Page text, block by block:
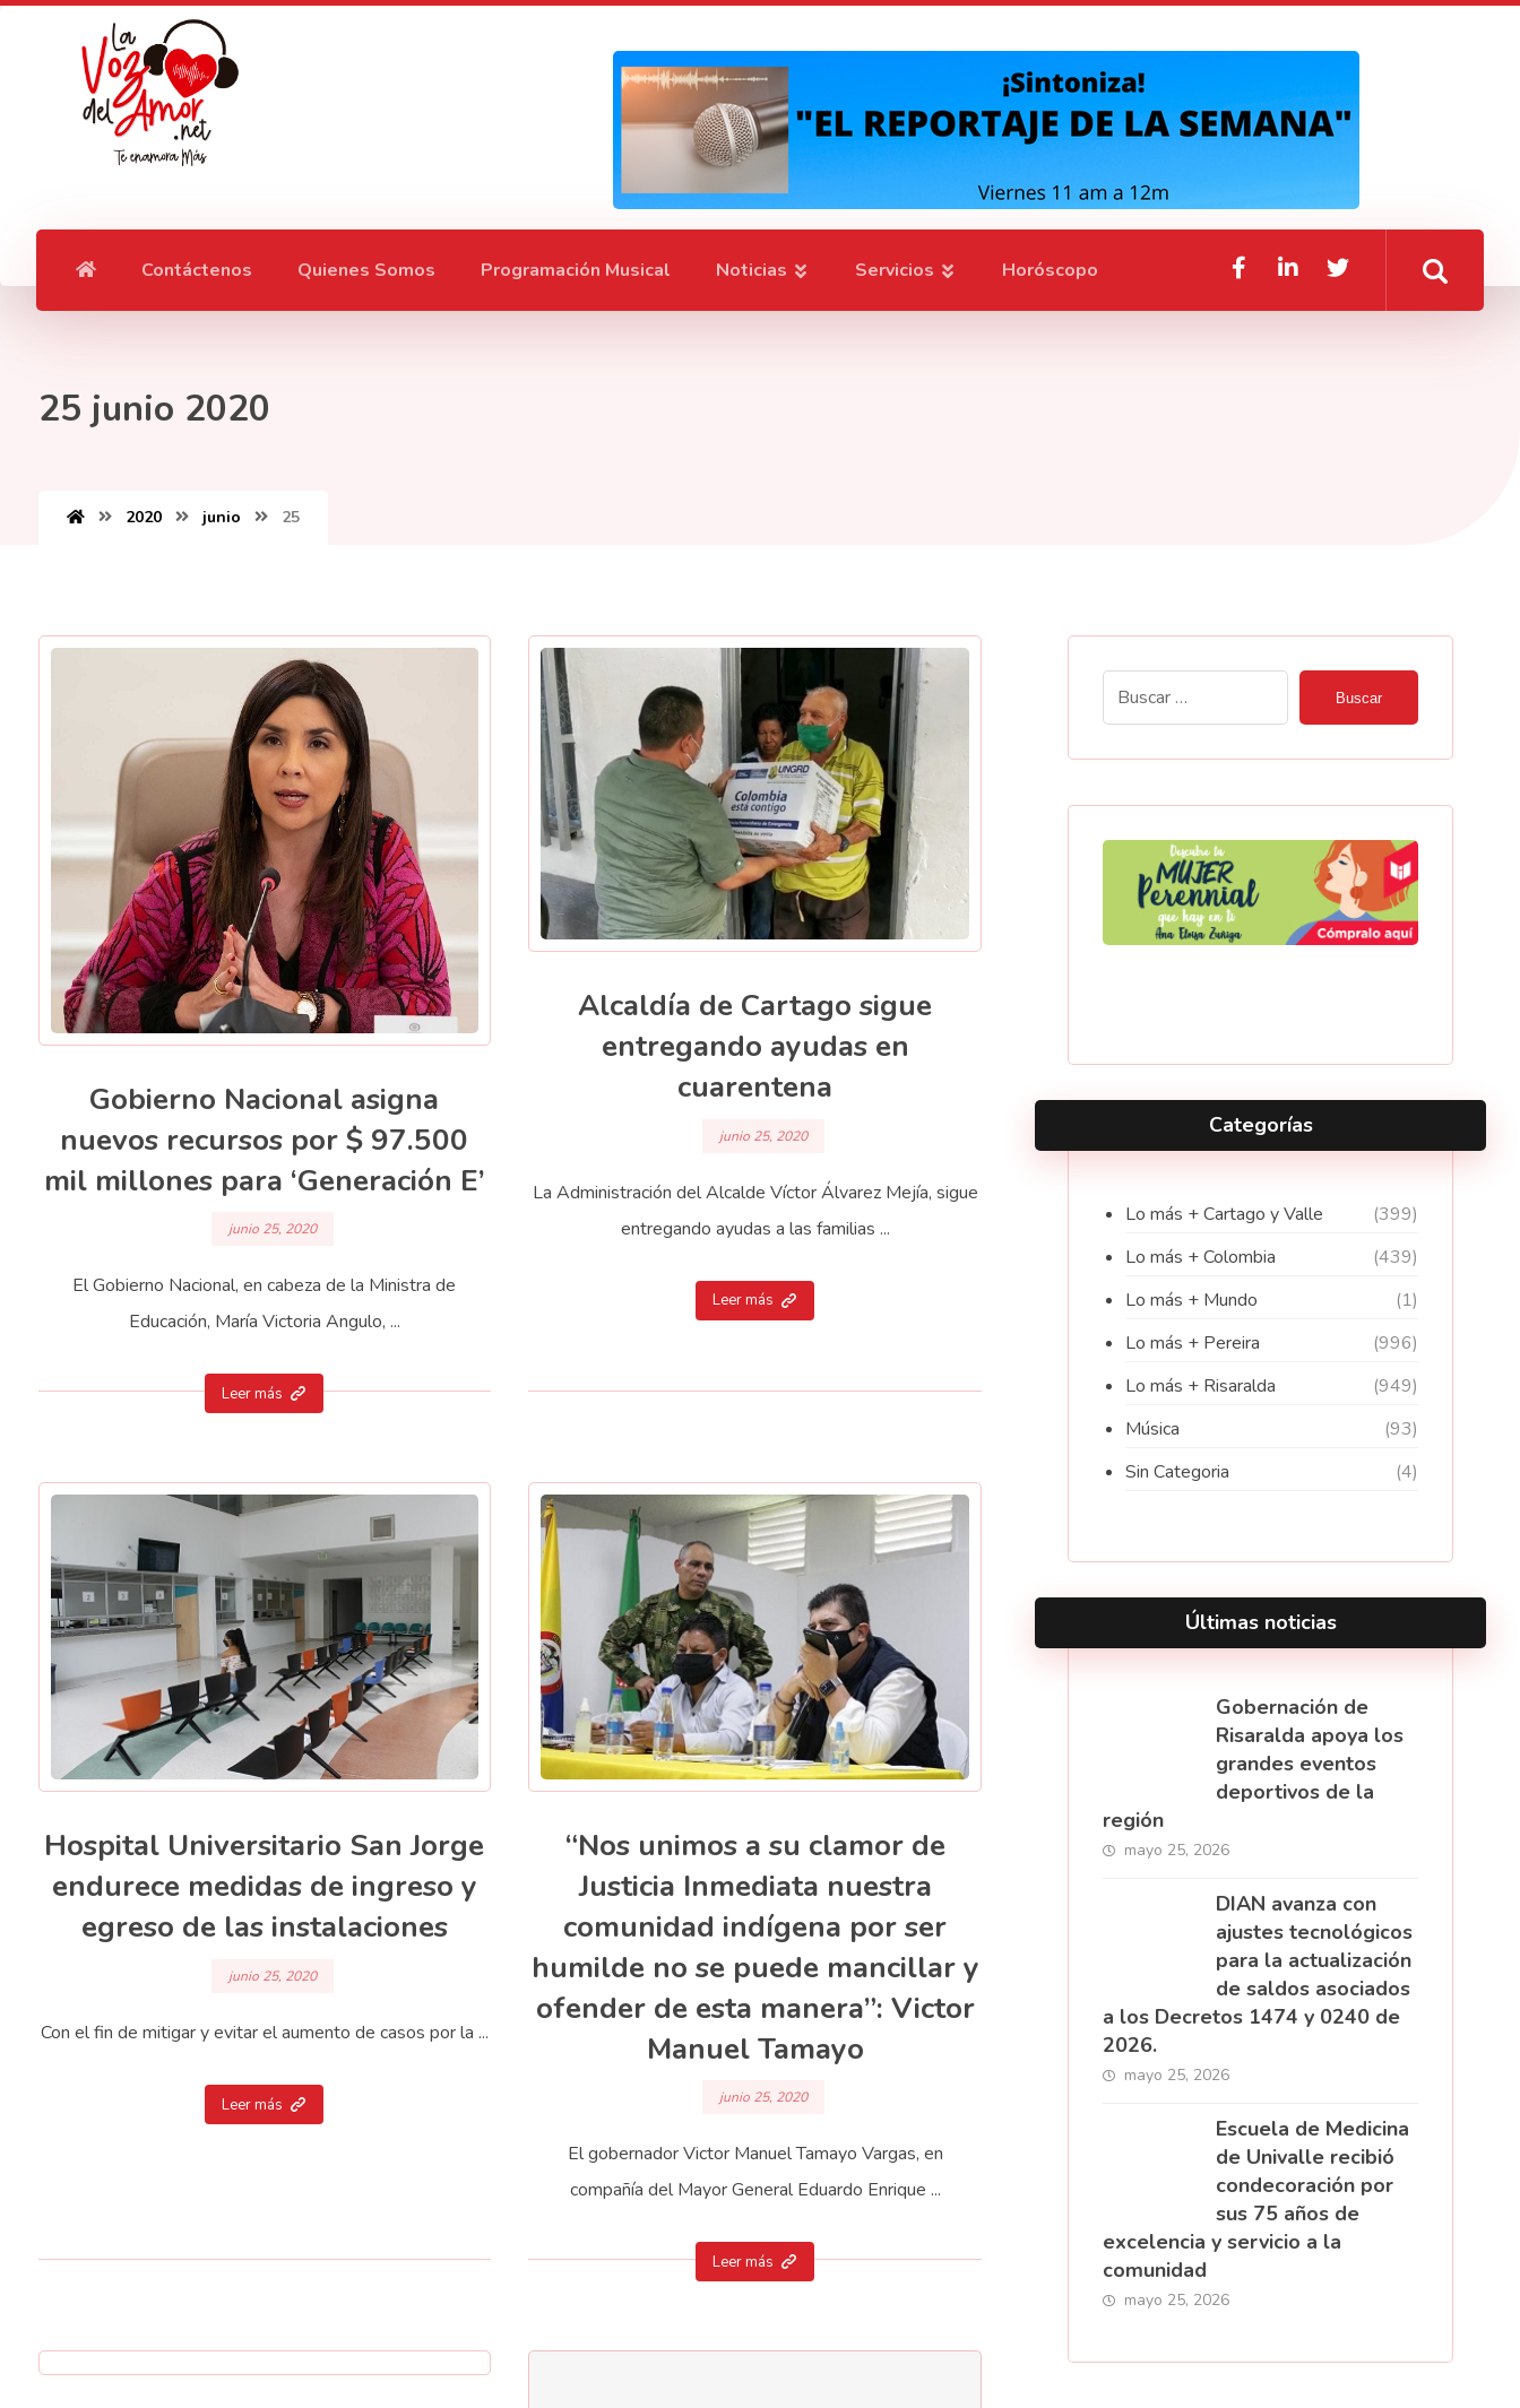
Contáctenos Quienes Somos Programación Musical Noticias Servicios Horóscopo
25 junio 2020
2020 junio 25
Gobierno Nacional asigna
nuevos recursos por $ 97.500
mil millones para ‘Generación E’
junio 25, 2020
El Gobierno Nacional, en cabeza de la Ministra de
Educación, María Victoria Angulo, ...
Leer más
Alcaldía de Cartago sigue
entregando ayudas en
cuarentena
junio 25, 2020
La Administración del Alcalde Víctor Álvarez Mejía, sigue
entregando ayudas a las familias ...
Leer más
Hospital Universitario San Jorge
endurece medidas de ingreso y
egreso de las instalaciones
junio 25, 2020
Con el fin de mitigar y evitar el aumento de casos por la ...
Leer más
“Nos unimos a su clamor de
Justicia Inmediata nuestra
comunidad indígena por ser
humilde no se puede mancillar y
ofender de esta manera”: Victor
Manuel Tamayo
junio 25, 2020
El gobernador Victor Manuel Tamayo Vargas, en
compañía del Mayor General Eduardo Enrique ...
Leer más
Buscar
Categorías
Lo más + Cartago y Valle
(399)
Lo más + Colombia
(439)
Lo más + Mundo
(1)
Lo más + Pereira
(996)
Lo más + Risaralda
(949)
Música
(93)
Sin Categoria
(4)
Últimas noticias
Gobernación de
Risaralda apoya los
grandes eventos
deportivos de la
región
mayo 25, 2026
DIAN avanza con
ajustes tecnológicos
para la actualización
de saldos asociados
a los Decretos 1474 y 0240 de
2026.
mayo 25, 2026
Escuela de Medicina
de Univalle recibió
condecoración por
sus 75 años de
excelencia y servicio a la
comunidad
mayo 25, 2026